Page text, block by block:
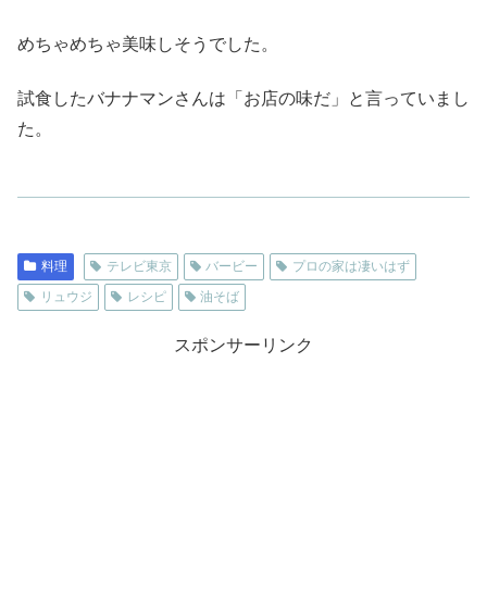
めちゃめちゃ美味しそうでした。
試食したバナナマンさんは「お店の味だ」と言っていまし
た。
料理 テレビ東京 バービー
プロの家は凄いはず
リュウジ
レシピ 油そば
スポンサーリンク